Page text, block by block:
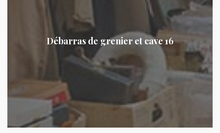
Débarras de grenier et cave 16